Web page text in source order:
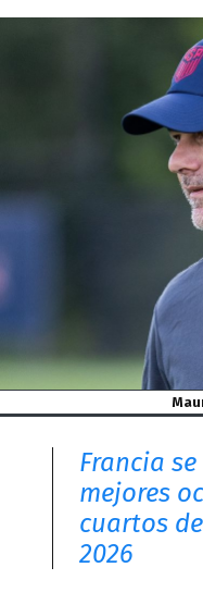
Francia
mejores
cuartos
2026